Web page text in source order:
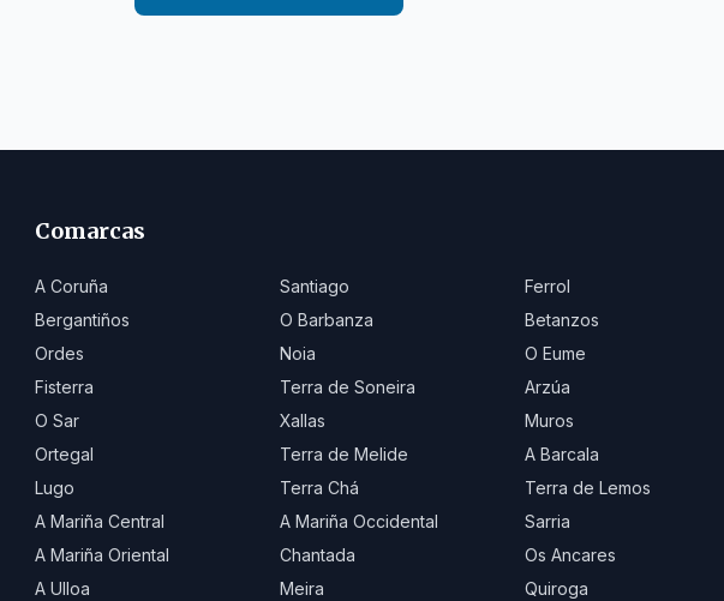
Comarcas
A Coruña Santiago
Ferrol
Bergantiños
O Barbanza
Betanzos
Ordes
Noia
O Eume
Fisterra
Terra de Soneira
Arzúa
O Sar
Xallas
Muros
Ortegal
Terra de Melide
A Barcala
Lugo
Terra Chá
Terra de Lemos
A Mariña Central
A Mariña Occidental
Sarria
A Mariña Oriental
Chantada
Os Ancares
A Ulloa
Meira Quiroga